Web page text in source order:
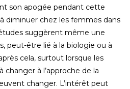
son apogée pendant cette
diminuer chez les femmes dans
suggèrent même une
peut-être lié à la biologie ou à
cela, surtout lorsque les
à l’approche de la
changer. L’intérêt peut